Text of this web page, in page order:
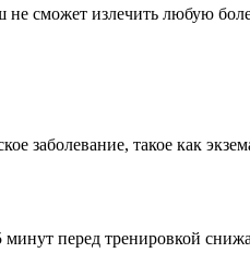
не сможет излечить любую
заболева­ние, такое как
минут перед тренировкой